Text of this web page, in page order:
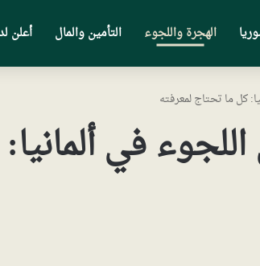
الهجرة واللجوء التأمين والمال أعلن
كل ما تحتاج لمعرفته
في